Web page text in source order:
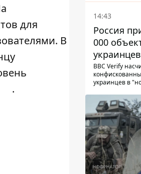
для
В
.
14:43
Россия
000
BBC Verify
украинцев в